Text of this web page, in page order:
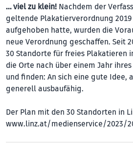
… viel zu klein! Nachdem der
geltende Plakatierverordnung 2019
aufgehoben hatte, wurden die
neue Verordnung geschaffen. Seit
30 Standorte für freies Plakatieren
die Orte nach über einem Jahr
und finden: An sich eine gute Idee,
generell ausbaufähig.
Der Plan mit den 30 Standorten in
www.linz.at/medienservice/2023/